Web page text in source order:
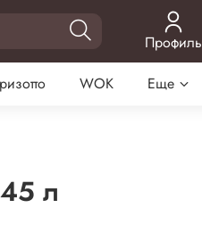
Профиль
WOK Еще
л